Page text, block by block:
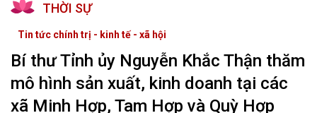
THỜI SỰ
Tin tức chính trị - kinh tế - xã hội
Bí thư Tỉnh ủy Nguyễn Khắc Thận thăm
mô hình sản xuất, kinh doanh tại các
xã Minh Hợp, Tam Hợp và Quỳ Hợp